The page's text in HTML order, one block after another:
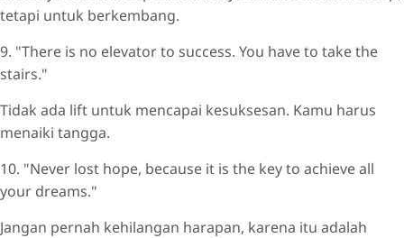
tetapi untuk berkembang.
9. "There is no elevator to success. You have to take the
stairs."
Tidak ada lift untuk mencapai kesuksesan. Kamu harus
menaiki tangga.
10. "Never lost hope, because it is the key to achieve all
your dreams."
Jangan pernah kehilangan harapan, karena itu adalah